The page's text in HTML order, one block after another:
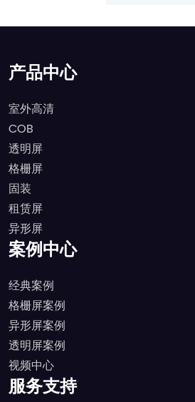
产品中心
室外高清
COB
透明屏
格栅屏
固装
租赁屏
异形屏
案例中心
经典案例
格栅屏案例
异形屏案例
透明屏案例
视频中心
服务支持